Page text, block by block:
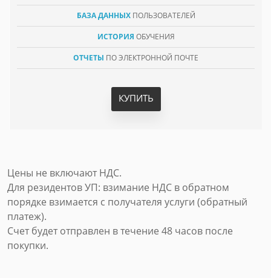
БАЗА ДАННЫХПОЛЬЗОВАТЕЛЕЙ
ИСТОРИЯ ОБУЧЕНИЯ
ОТЧЕТЫ ПО ЭЛЕКТРОННОЙ ПОЧТЕ
КУПИТЬ
Цены не включают НДС.
Для резидентов УП: взимание НДС в обратном
порядке взимается с получателя услуги (обратный
платеж).
Счет будет отправлен в течение 48 часов после
покупки.